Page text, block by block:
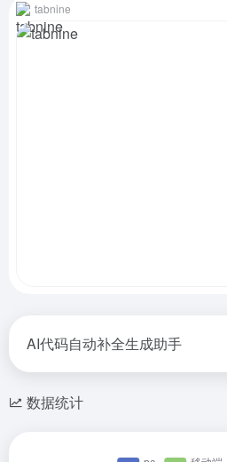
tabnine
AI代码自动补全生成助手
数据统计